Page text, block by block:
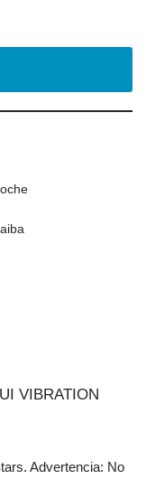
VIBRATION
Advertencia: No